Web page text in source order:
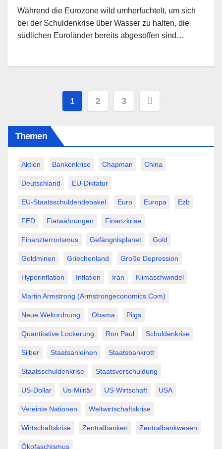
Während die Eurozone wild umherfuchtelt, um sich
bei der Schuldenkrise über Wasser zu halten, die
südlichen Euroländer bereits abgesoffen sind…
Seitennummerierung
Beiträge
1 2 3
Themen
Aktien Bankenkrise Chapman China
Deutschland EU-Diktatur
EU-Staatsschuldendebakel Euro Europa Ezb
FED Fiatwährungen Finanzkrise
Finanzterrorismus Gefängnisplanet Gold
Goldminen Griechenland Große Depression
Hyperinflation Inflation Iran Klimaschwindel
Martin Armstrong (Armstrongeconomics.com)
Neue Weltordnung Obama Piigs
Quantitative Lockerung Ron Paul Schuldenkrise
Silber Staatsanleihen Staatsbankrott
Staatsschuldenkrise Staatsverschuldung
US-Dollar Us-Militär US-Wirtschaft USA
Vereinte Nationen Weltwirtschaftskrise
Wirtschaftskrise Zentralbanken Zentralbankwesen
Ökofaschismus